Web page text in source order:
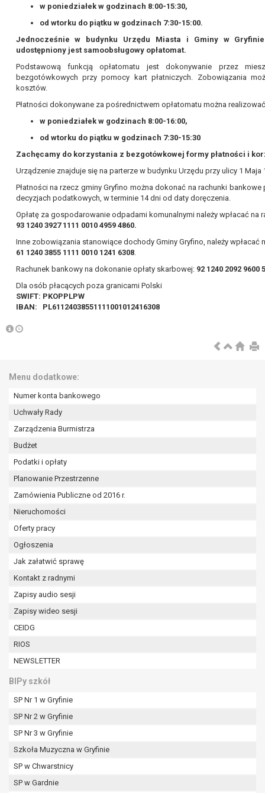
w poniedziałek w godzinach 8:00-15:30,
od wtorku do piątku w godzinach 7:30-15:00.
Jednocześnie w budynku Urzędu Miasta i Gminy w
udostępniony jest samoobsługowy opłatomat.
Podstawową funkcją opłatomatu jest dokonywanie przez
bezgotówkowych przy pomocy kart płatniczych. Zobowiązania
kosztów.
Płatności dokonywane za pośrednictwem opłatomatu można
w poniedziałek w godzinach 8:00-16:00,
od wtorku do piątku w godzinach 7:30-15:30
Zachęcamy do korzystania z bezgotówkowej formy płatności i
Urządzenie znajduje się na parterze w budynku Urzędu przy ulicy 1 Maja
Płatności na rzecz gminy Gryfino można dokonać na rachunki
decyzjach podatkowych, w terminie 14 dni od daty doręczenia.
Opłatę za gospodarowanie odpadami komunalnymi należy wpłacać na
93 1240 3927 1111 0010 4959 4860.
Inne zobowiązania stanowiące dochody Gminy Gryfino, należy wpłacać
61 1240 3855 1111 0010 1241 6308.
Rachunek bankowy na dokonanie opłaty skarbowej: 92 1240 2092 9600
Dla osób płacących poza granicami Polski
SWIFT: PKOPPLPW
IBAN: PL61124038551111001012416308
Menu dodatkowe:
Numer konta bankowego
Uchwały Rady
Zarządzenia Burmistrza
Budżet
Podatki i opłaty
Planowanie Przestrzenne
Zamówienia Publiczne od 2016 r.
Nieruchomości
Oferty pracy
Ogłoszenia
Jak załatwić sprawę
Kontakt z radnymi
Zapisy audio sesji
Zapisy wideo sesji
CEIDG
RIOS
NEWSLETTER
BIPy szkół
SP Nr 1 w Gryfinie
SP Nr 2 w Gryfinie
SP Nr 3 w Gryfinie
Szkoła Muzyczna w Gryfinie
SP w Chwarstnicy
SP w Gardnie